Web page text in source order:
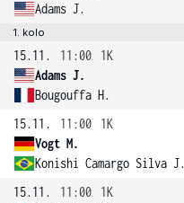
Adams J.
1. kolo
15.11. 11:00
1K
Adams J.
Bougouffa H.
15.11.
11:00
1K
Vogt M.
Konishi Camargo Silva J.
15.11.
11:00
1K